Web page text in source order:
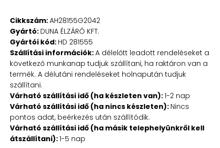
Cikkszám:AH28155G2042
Gyártó: DUNA ÉLZÁRÓ KFT.
Gyártói kód: HD 281555
Szállítási információk:A délelőtt leadott rendeléseket a
következő munkanap tudjuk szállítani, ha raktáron van a
termék. A délutáni rendeléseket holnapután tudjuk
szállítani.
Várható szállítási idő (ha készleten van):1-2 nap
Várható szállítási idő (ha nincs készleten): Nincs
pontos adat, beérkezés után szállítódik.
Várható szállítási idő (ha másik telephelyünkről kell
átszállítani):1-5 nap